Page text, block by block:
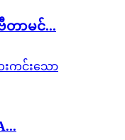
ဗီတာမင်...